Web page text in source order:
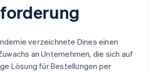
verzeichnete Dines einen
an Unternehmen, die sich auf
Lösung für Bestellungen per